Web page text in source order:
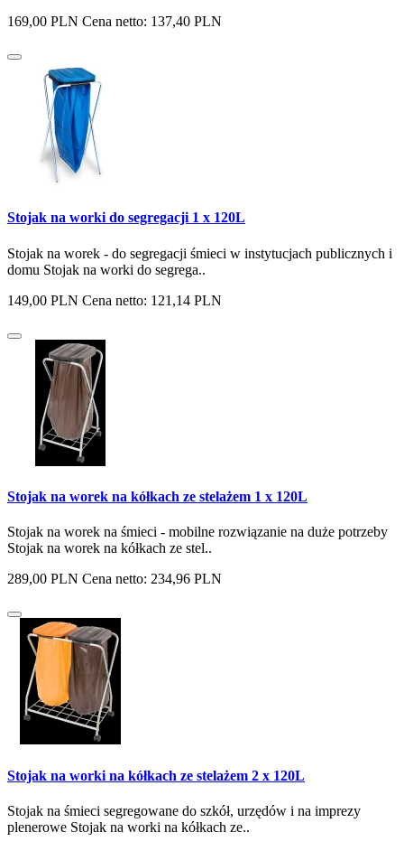
169,00 PLN Cena netto: 137,40 PLN
Stojak na worki do segregacji 1 x 120L
Stojak na worek - do segregacji śmieci w instytucjach publicznych i
domu Stojak na worki do segrega..
149,00 PLN Cena netto: 121,14 PLN
Stojak na worek na kółkach ze stelażem 1 x 120L
Stojak na worek na śmieci - mobilne rozwiązanie na duże potrzeby
Stojak na worek na kółkach ze stel..
289,00 PLN Cena netto: 234,96 PLN
Stojak na worki na kółkach ze stelażem 2 x 120L
Stojak na śmieci segregowane do szkół, urzędów i na imprezy
plenerowe Stojak na worki na kółkach ze..